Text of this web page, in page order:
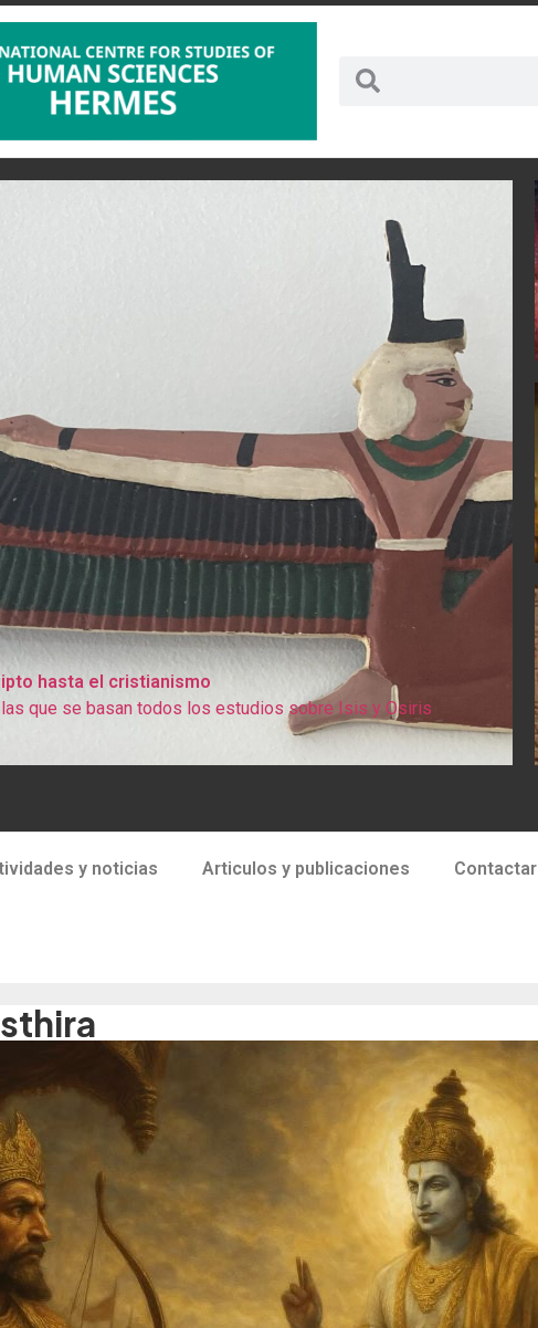
hasta el cristianismo
que se basan todos los estudios sobre Isis y Osiris
y noticias Articulos y publicaciones Contactar